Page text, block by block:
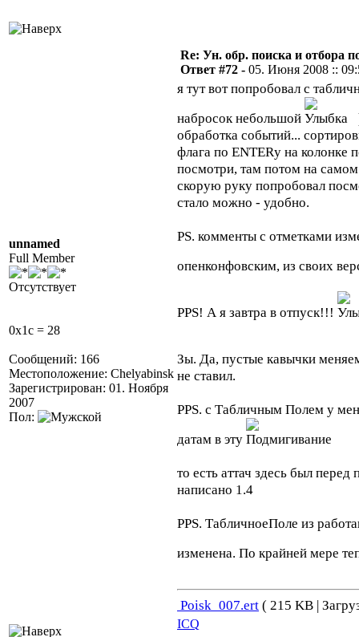
unnamed
Full Member
Отсутствует
0x1c = 28
Сообщений: 166
Местоположение: Chelyabinsk
Зарегистрирован: 01. Ноября
2007
Пол:
Re: Ун. обр. поиска и отбора
Ответ #72 - 05. Июня 2008 ::
я тут вот попробовал с
набросок небольшой
обработка событий...
флага по ENTERу на
посмотри, там потом на
скорую руку попробовал
стало можно - удобно.
PS. комменты с отметками
опенконфовским, из своих
PPS! А я завтра в отпуск!!!
Зы. Да, пустые кавычки
не ставил.
PPS. с Табличным Полем у
датам в эту
то есть аттач здесь был
написано 1.4
PPS. ТабличноеПоле из
изменена. По крайней мере
Poisk_007.ert ( 215 KB |
ICQ